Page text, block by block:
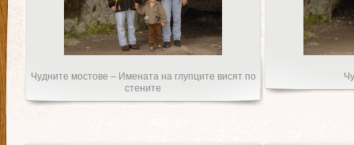
Чудните мостове – Имената на глупците висят по
стените